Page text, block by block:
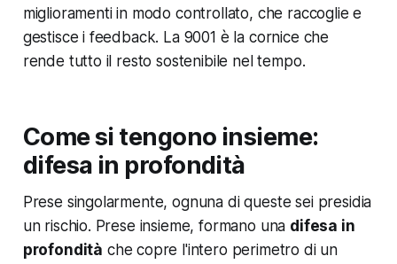
miglioramenti in modo controllato, che raccoglie e
gestisce i feedback. La 9001 è la cornice che
rende tutto il resto sostenibile nel tempo.
Come si tengono insieme:
difesa in profondità
Prese singolarmente, ognuna di queste sei presidia
un rischio. Prese insieme, formano una difesa in
profondità che copre l'intero perimetro di un